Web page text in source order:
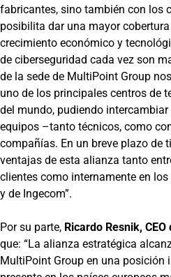
fabricantes, sino también con los
posibilita dar una mayor
crecimiento económico y
de ciberseguridad cada vez son
de la sede de MultiPoint Group
uno de los principales centros de
del mundo, pudiendo
equipos –tanto técnicos, como
compañías. En un breve plazo de
ventajas de esta alianza tanto
clientes como internamente en
y de Ingecom”.
Por su parte, Ricardo Resnik,
que: “La alianza estratégica
MultiPoint Group en una posición